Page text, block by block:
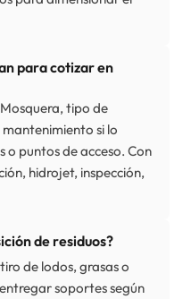
para cotizar en
tipo de
si lo
o puntos de acceso. Con
hidrojet, inspección,
de residuos?
de lodos, grasas o
soportes según